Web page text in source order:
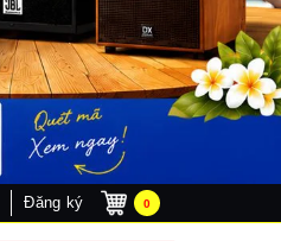
0
Đăng ký